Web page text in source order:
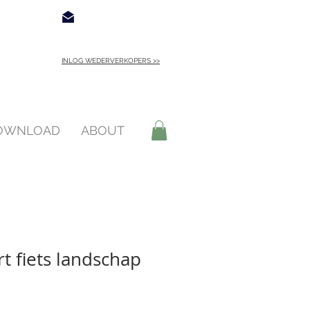
INLOG WEDERVERKOPERS >>
ABOUT
fiets landschap